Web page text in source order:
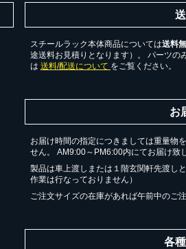
スチールラック本体商品については送料
途送料お見積りとなります）。 パーツの
は 送料/配送について をご覧ください。
お
お届け時間の指定につきましては重量物
せん。 AM9:00～PM6:00内にてお届け致
製品は車上渡しまたは１階玄関軒先渡し
作業は行なっておりません）
ご注文サイズの在庫があれば午前中のご
各